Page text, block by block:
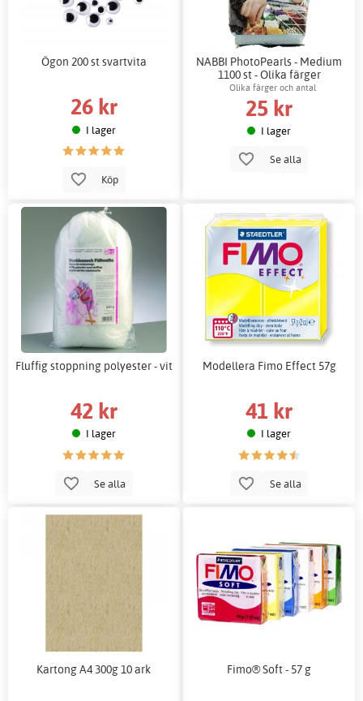
Ögon 200 st svartvita
26 kr
I lager
Köp
NABBI PhotoPearls - Medium
1100 st - Olika färger
Olika färger och antal
25 kr
I lager
Se alla
Fluffig stoppning polyester - vit
42 kr
I lager
Se alla
Modellera Fimo Effect 57g
41 kr
I lager
Se alla
Kartong A4 300g 10 ark Fimo® Soft - 57 g